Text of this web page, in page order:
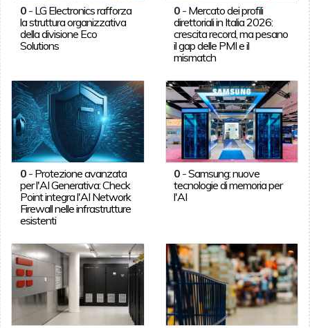
0- LG Electronics rafforza
la struttura organizzativa
della divisione Eco
Solutions
0 - Mercato dei profili
direttoriali in Italia 2026:
crescita record, ma pesano
il gap delle PMI e il
mismatch
0- Protezione avanzata
per l'AI Generativa: Check
Point integra l'AI Network
Firewall nelle infrastrutture
esistenti
0 -Samsung: nuove
tecnologie di memoria per
l'AI